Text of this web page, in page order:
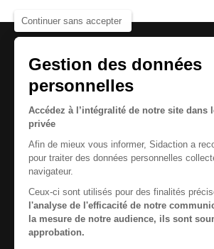
Continuer sans accepter
Gestion des données
personnelles
Accédez à l’intégralité de notre site dans
privée
Afin de mieux vous informer, Sidaction a
pour traiter des données personnelles
navigateur.
Ceux-ci sont utilisés pour des finalités
l'analyse de l'efficacité de notre
la mesure de notre audience, ils sont
approbation.
Le centre de ressources
disposer de
la Plateforme ELSA, le
désormais gérée par
reprendre le pilotage.